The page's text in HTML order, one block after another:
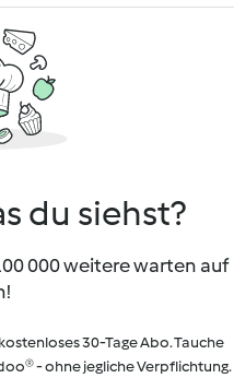
du siehst?
000 weitere warten auf
30-Tage Abo. Tauche
- ohne jegliche Verpflichtung.